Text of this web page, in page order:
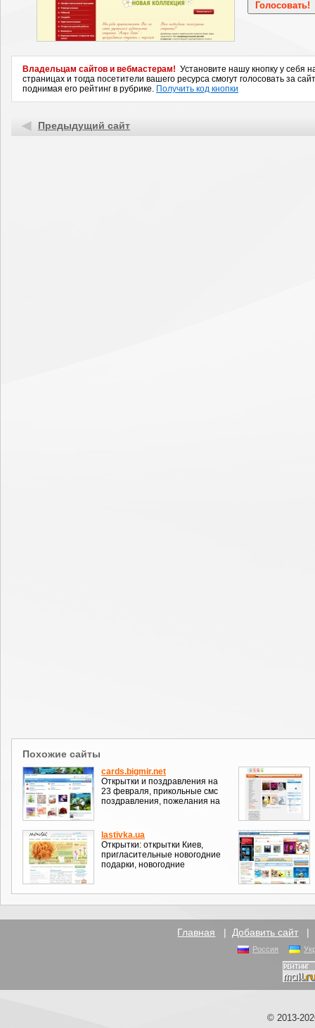
Владельцам сайтов и вебмастерам! Установите нашу кнопку у себя
страницах и тогда посетители вашего ресурса смогут голосовать за
поднимая его рейтинг в рубрике. Получить код кнопки
Предыдущий сайт
Похожие сайты
cards.bigmir.net
Открытки и поздравления на
23 февраля, прикольные смс
поздравления, пожелания на
lastivka.ua
Открытки: открытки Киев,
пригласительные новогодние
подарки, новогодние
Главная | Добавить сайт |
Россия
© 2013-